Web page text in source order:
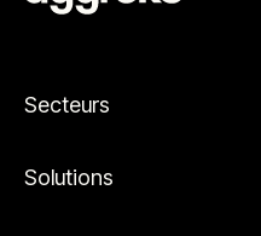
Secteurs
Solutions